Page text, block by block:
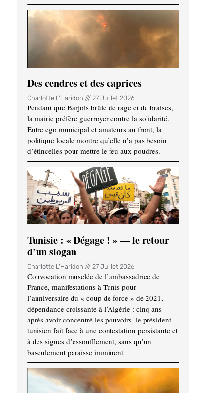
Des cendres et des caprices
Charlotte L'Haridon 27 Juillet 2026
Pendant que Barjols brûle de rage et de braises,
la mairie préfère guerroyer contre la solidarité.
Entre ego municipal et amateurs au front, la
politique locale montre qu’elle n’a pas besoin
d’étincelles pour mettre le feu aux poudres.
Tunisie : « Dégage ! » — le retour
d’un slogan
Charlotte L'Haridon 27 Juillet 2026
Convocation musclée de l’ambassadrice de
France, manifestations à Tunis pour
l’anniversaire du « coup de force » de 2021,
dépendance croissante à l’Algérie : cinq ans
après avoir concentré les pouvoirs, le président
tunisien fait face à une contestation persistante et
à des signes d’essoufflement, sans qu’un
basculement paraisse imminent